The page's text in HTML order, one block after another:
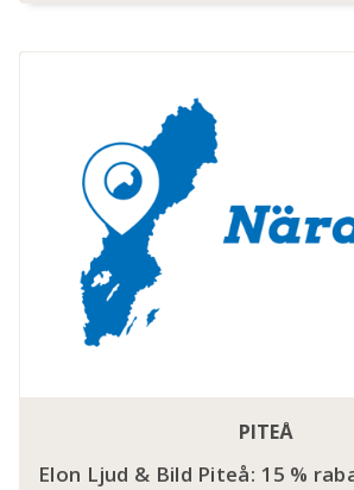
PITEÅ
Elon Ljud & Bild Piteå: 15 %